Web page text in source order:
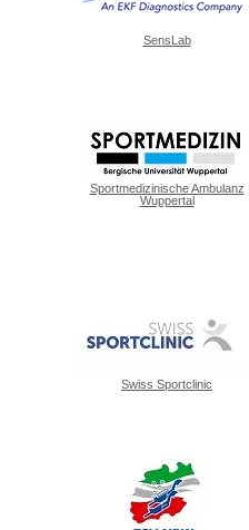
SensLab
Sportmedizinische Ambulanz
Wuppertal
Swiss Sportclinic